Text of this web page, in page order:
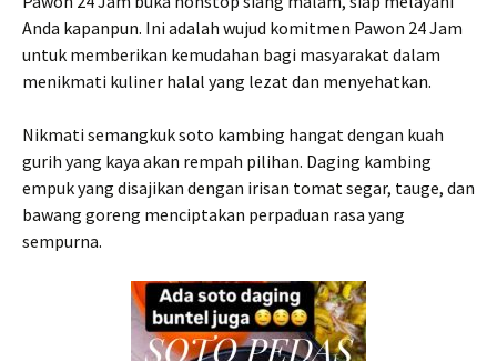
Anda kapanpun. Ini adalah wujud komitmen Pawon 24 Jam
untuk memberikan kemudahan bagi masyarakat dalam
menikmati kuliner halal yang lezat dan menyehatkan.
Nikmati semangkuk soto kambing hangat dengan kuah
gurih yang kaya akan rempah pilihan. Daging kambing
empuk yang disajikan dengan irisan tomat segar, tauge, dan
bawang goreng menciptakan perpaduan rasa yang
sempurna.